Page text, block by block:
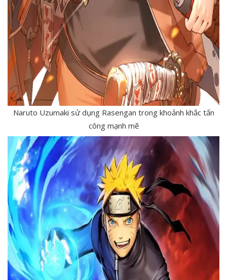
Naruto Uzumaki sử dụng Rasengan trong khoảnh khắc tấn
công mạnh mẽ